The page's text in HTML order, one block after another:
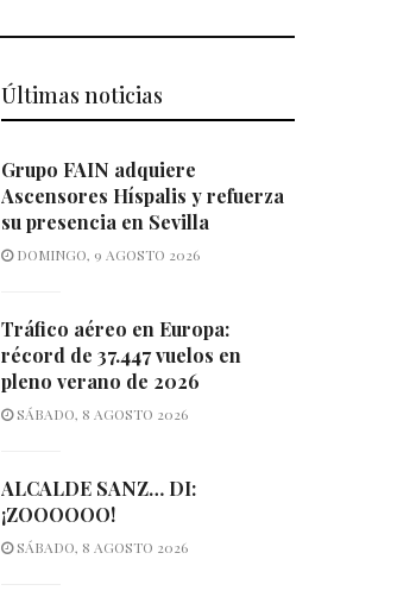
Últimas noticias
Grupo FAIN adquiere
Ascensores Híspalis y refuerza
su presencia en Sevilla
DOMINGO, 9 AGOSTO 2026
Tráfico aéreo en Europa:
récord de 37.447 vuelos en
pleno verano de 2026
SÁBADO, 8 AGOSTO 2026
ALCALDE SANZ… DI:
¡ZOOOOOO!
SÁBADO, 8 AGOSTO 2026